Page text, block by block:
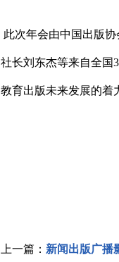
此次年会由中国出版
社长刘东杰等来自全国
教育出版未来发展的着
上一篇： 新闻出版广播